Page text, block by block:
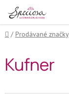
obsah
Domů
/ Prodávané značky
Kufner